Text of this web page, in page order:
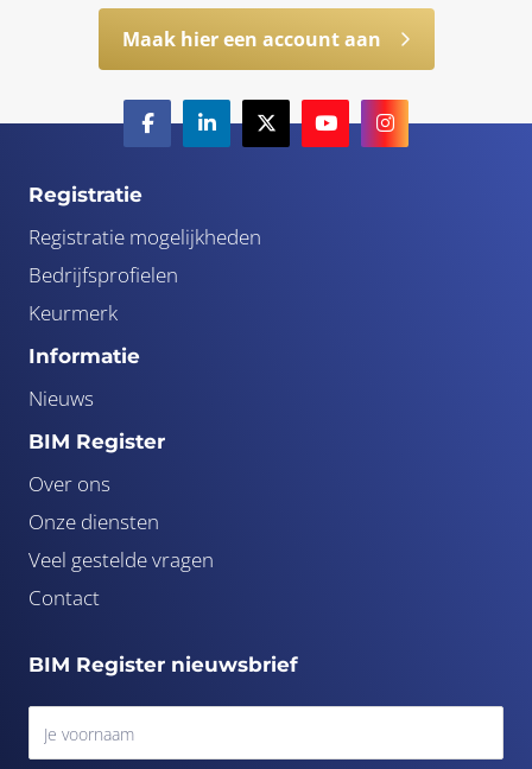
Maak hier een account aan
Registratie
Registratie mogelijkheden
Bedrijfsprofielen
Keurmerk
Informatie
Nieuws
BIM Register
Over ons
Onze diensten
Veel gestelde vragen
Contact
BIM Register nieuwsbrief